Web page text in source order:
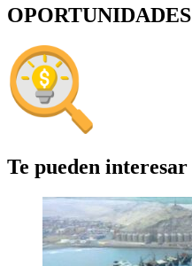
OPORTUNIDADES
Te pueden interesar